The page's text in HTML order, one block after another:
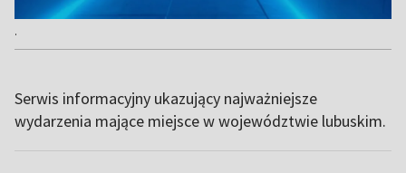
.
Serwis informacyjny ukazujący najważniejsze
wydarzenia mające miejsce w województwie lubuskim.